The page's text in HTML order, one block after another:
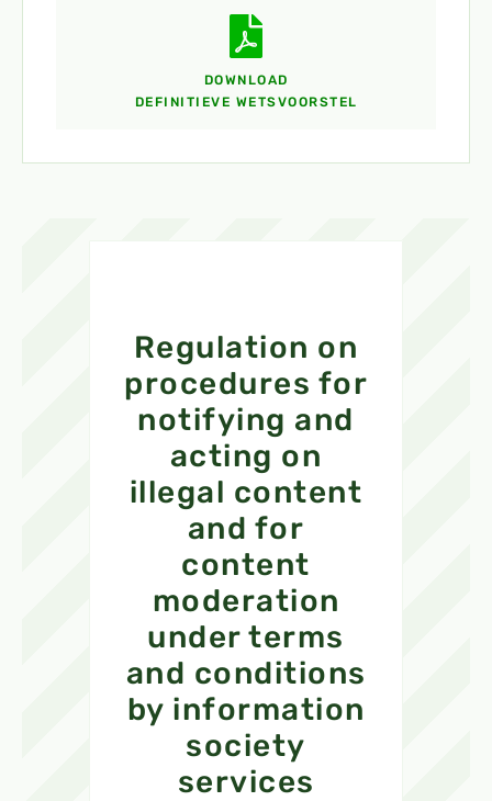
DOWNLOAD
DEFINITIEVE WETSVOORSTEL
Regulation on
procedures for
notifying and
acting on
illegal content
and for
content
moderation
under terms
and conditions
by information
society
services